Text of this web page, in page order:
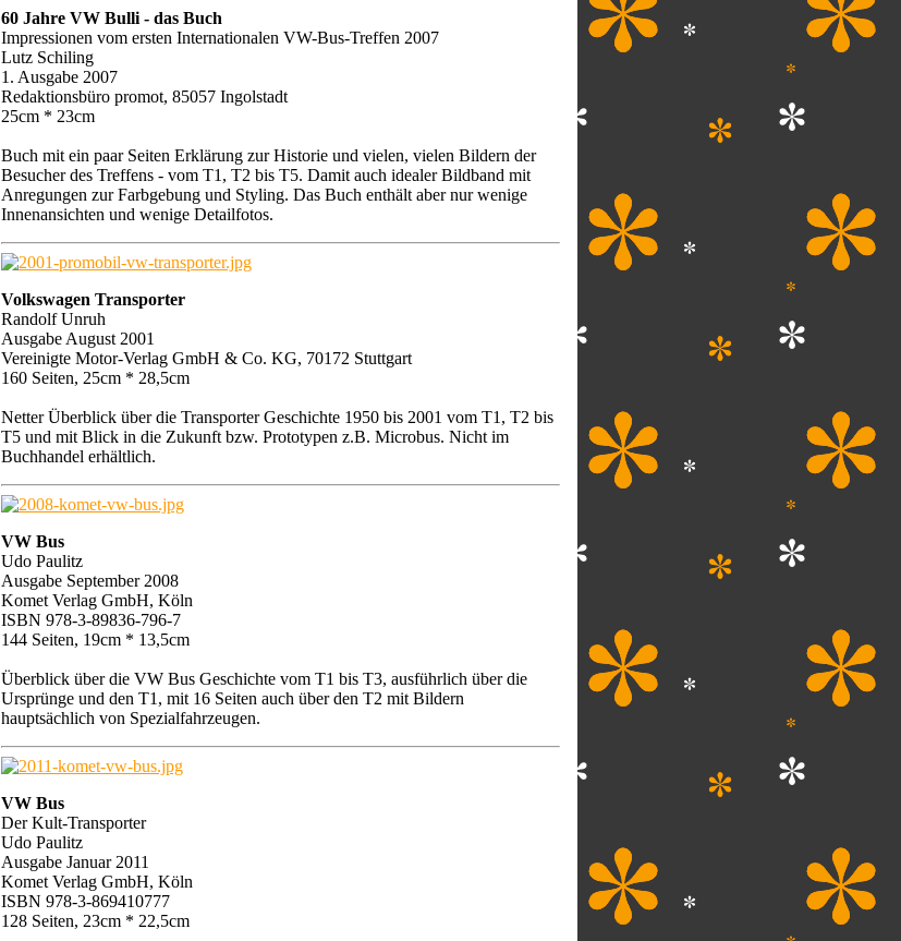
60 Jahre VW Bulli - das Buch
Impressionen vom ersten Internationalen VW-Bus-Treffen 2007
Lutz Schiling
1. Ausgabe 2007
Redaktionsbüro promot, 85057 Ingolstadt
25cm * 23cm
Buch mit ein paar Seiten Erklärung zur Historie und vielen, vielen Bildern der
Besucher des Treffens - vom T1, T2 bis T5. Damit auch idealer Bildband mit
Anregungen zur Farbgebung und Styling. Das Buch enthält aber nur wenige
Innenansichten und wenige Detailfotos.
Volkswagen Transporter
Randolf Unruh
Ausgabe August 2001
Vereinigte Motor-Verlag GmbH & Co. KG, 70172 Stuttgart
160 Seiten, 25cm * 28,5cm
Netter Überblick über die Transporter Geschichte 1950 bis 2001 vom T1, T2 bis
T5 und mit Blick in die Zukunft bzw. Prototypen z.B. Microbus. Nicht im
Buchhandel erhältlich.
VW Bus
Udo Paulitz
Ausgabe September 2008
Komet Verlag GmbH, Köln
ISBN 978-3-89836-796-7
144 Seiten, 19cm * 13,5cm
Überblick über die VW Bus Geschichte vom T1 bis T3, ausführlich über die
Ursprünge und den T1, mit 16 Seiten auch über den T2 mit Bildern
hauptsächlich von Spezialfahrzeugen.
VW Bus
Der Kult-Transporter
Udo Paulitz
Ausgabe Januar 2011
Komet Verlag GmbH, Köln
ISBN 978-3-869410777
128 Seiten, 23cm * 22,5cm